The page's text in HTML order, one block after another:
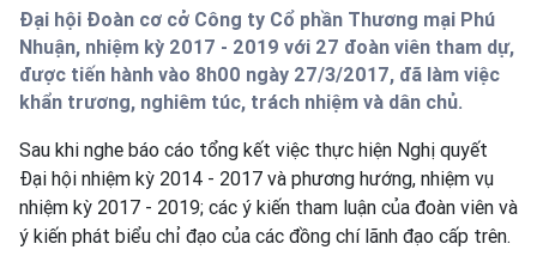
Đại hội Đoàn cơ cở Công ty Cổ phần Thương mại Phú
Nhuận, nhiệm kỳ 2017 - 2019 với 27 đoàn viên tham dự,
được tiến hành vào 8h00 ngày 27/3/2017, đã làm việc
khẩn trương, nghiêm túc, trách nhiệm và dân chủ.
Sau khi nghe báo cáo tổng kết việc thực hiện Nghị quyết
Đại hội nhiệm kỳ 2014 - 2017 và phương hướng, nhiệm vụ
nhiệm kỳ 2017 - 2019; các ý kiến tham luận của đoàn viên và
ý kiến phát biểu chỉ đạo của các đồng chí lãnh đạo cấp trên.